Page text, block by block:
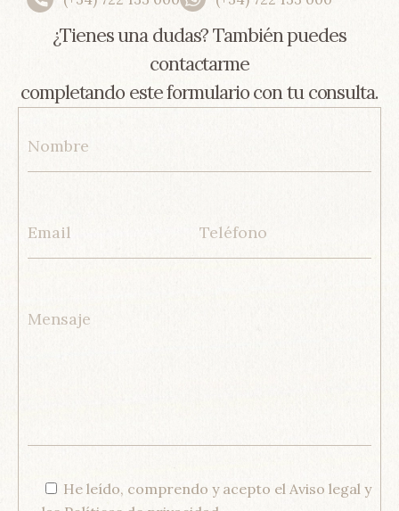
¿Tienes una dudas? También puedes
contactarme
completando este formulario con tu consulta.
He leído, comprendo y acepto el Aviso legal y